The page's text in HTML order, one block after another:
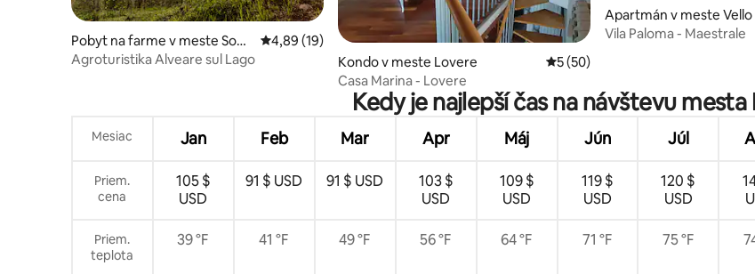
Pobyt na farme v meste Sonv
ico
Priemerné ohodnotenie 4,89 z 5, počet hodnotení: 19
4,89 (19)
Agroturistika Alveare sul Lago
Kondo v meste Lovere Priemerné ohodnotenie 5 z 5,
5 (50)
Casa Marina - Lovere
Apartmán v meste Vello
Vila Paloma - Maestrale
Kedy je najlepší čas na návštevu mesta
Mesiac Jan Feb Mar Apr Máj Jún Júl
Priem.
cena
105 $
USD
91 $ USD 91 $ USD
103 $
USD
109 $
USD
119 $
USD
120 $
USD
Priem.
teplota
39 °F 41 °F 49 °F 56 °F 64 °F 71 °F 75 °F